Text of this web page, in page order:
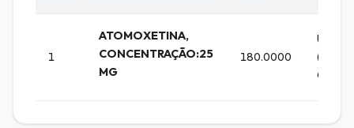
1
ATOMOXETINA,
CONCENTRAÇÃO:25
MG
180.0000
GOV)